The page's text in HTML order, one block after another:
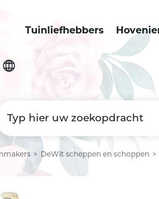
Tuinliefhebbers
DeWit scheppen en schoppen